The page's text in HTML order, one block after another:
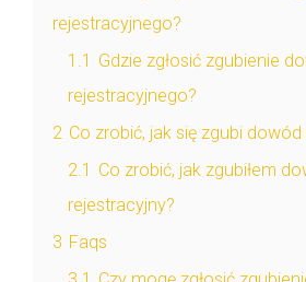
rejestracyjnego?
1.1 Gdzie zgłosić zgubienie
rejestracyjnego?
2 Co zrobić, jak się zgubi
2.1 Co zrobić, jak zgubiłem
rejestracyjny?
3 Faqs